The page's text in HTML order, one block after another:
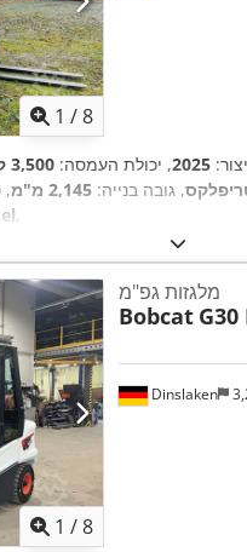
1 /8
2025, יכולת העמסה: 3,500 ק"ג
, גובה בנייה: 2,145 מ"מ ,
,
1 /8
Dinslaken
מלגזות גפ"מ
Bobcat G30